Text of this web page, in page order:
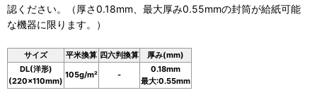
認ください。（厚さ0.18mm、最大厚み0.55mmの封筒が給紙可能
な機器に限ります。）
サイズ 平米換算 四六判換算
厚み(mm)
DL(洋形)
(220×110mm)
105g/m² -
0.18mm
最大:0.55mm